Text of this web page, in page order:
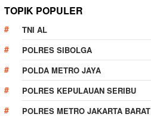
TOPIK POPULER
TNI AL
POLRES SIBOLGA
POLDA METRO JAYA
POLRES KEPULAUAN SERIBU
POLRES METRO JAKARTA BARAT